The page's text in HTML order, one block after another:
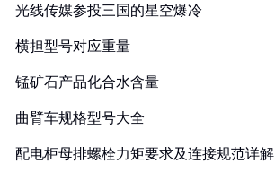
光线传媒参投三国的星空爆冷
横担型号对应重量
锰矿石产品化合水含量
曲臂车规格型号大全
配电柜母排螺栓力矩要求及连接规范详解